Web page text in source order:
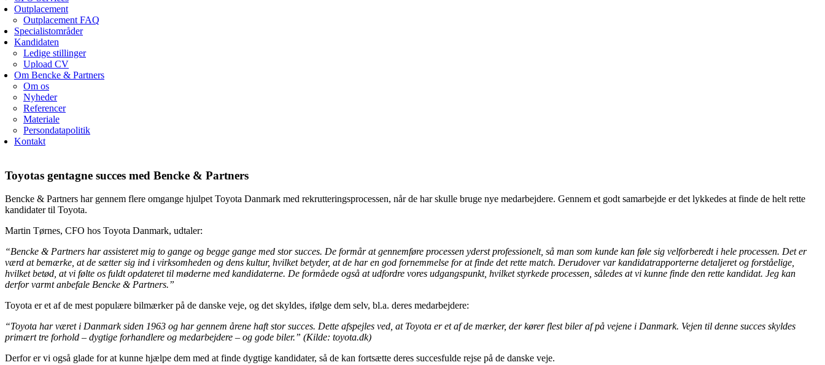
Outplacement
Outplacement FAQ
Specialistområder
Kandidaten
Ledige stillinger
Upload CV
Om Bencke & Partners
Om os
Nyheder
Referencer
Materiale
Persondatapolitik
Kontakt
Toyotas gentagne succes med Bencke & Partners
Bencke & Partners har gennem flere omgange hjulpet Toyota Danmark med rekrutteringsprocessen, når de har skulle bruge nye medarbejdere. Gennem et godt samarbejde er det lykkedes at finde de helt rette
kandidater til Toyota.
Martin Tørnes, CFO hos Toyota Danmark, udtaler:
“Bencke & Partners har assisteret mig to gange og begge gange med stor succes. De formår at gennemføre processen yderst professionelt, så man som kunde kan føle sig velforberedt i hele processen. Det er
værd at bemærke, at de sætter sig ind i virksomheden og dens kultur, hvilket betyder, at de har en god fornemmelse for at finde det rette match. Derudover var kandidatrapporterne detaljeret og forståelige,
hvilket betød, at vi følte os fuldt opdateret til møderne med kandidaterne. De formåede også at udfordre vores udgangspunkt, hvilket styrkede processen, således at vi kunne finde den rette kandidat. Jeg kan
derfor varmt anbefale Bencke & Partners.”
Toyota er et af de mest populære bilmærker på de danske veje, og det skyldes, ifølge dem selv, bl.a. deres medarbejdere:
“Toyota har været i Danmark siden 1963 og har gennem årene haft stor succes. Dette afspejles ved, at Toyota er et af de mærker, der kører flest biler af på vejene i Danmark. Vejen til denne succes skyldes
primært tre forhold – dygtige forhandlere og medarbejdere – og gode biler.” (Kilde: toyota.dk)
Derfor er vi også glade for at kunne hjælpe dem med at finde dygtige kandidater, så de kan fortsætte deres succesfulde rejse på de danske veje.